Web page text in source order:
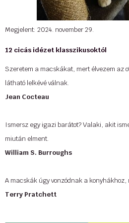
Megjelent: 2024. november 29.
12 cicás idézet klasszikusoktól
Szeretem a macskákat, mert élvezem az
látható lelkévé válnak.
Jean Cocteau
Ismersz egy igazi barátot? Valaki, akit
miután elment.
William S. Burroughs
A macskák úgy vonzódnak a
Terry Pratchett